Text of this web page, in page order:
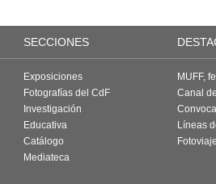
SECCIONES
Exposiciones
Fotografías del CdF
Investigación
Educativa
Catálogo
Mediateca
MUFF,
Canal
Líneas